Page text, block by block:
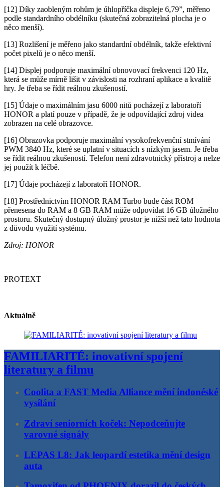
[12] Díky zaobleným rohům je úhlopříčka displeje 6,79”, měřeno
podle standardního obdélníku (skutečná zobrazitelná plocha je o
něco menší).
[13] Rozlišení je měřeno jako standardní obdélník, takže efektivní
počet pixelů je o něco menší.
[14] Displej podporuje maximální obnovovací frekvenci 120 Hz,
která se může mírně lišit v závislosti na rozhraní aplikace a kvalitě
hry. Je třeba se řídit reálnou zkušeností.
[15] Údaje o maximálním jasu 6000 nitů pocházejí z laboratoří
HONOR a platí pouze v případě, že je odpovídající zdroj videa
zobrazen na celé obrazovce.
[16] Obrazovka podporuje maximální vysokofrekvenční stmívání
PWM 3840 Hz, které se uplatní v situacích s nízkým jasem. Je třeba
se řídit reálnou zkušeností. Telefon není zdravotnický přístroj a nelze
jej použít k léčbě.
[17] Údaje pocházejí z laboratoří HONOR.
[18] Prostřednictvím HONOR RAM Turbo bude část ROM
přenesena do RAM a 8 GB RAM může odpovídat 16 GB úložného
prostoru. Skutečný dostupný úložný prostor je nižší než tato hodnota
z důvodu využití systému.
Zdroj: HONOR
PROTEXT
Aktuálně
FAMILIARITÉ: inovativní spojení
literatury a filmu
Coolita a FAST Media Alliance mění indonéské
vysílání
Zdraví seniorních koček: Nepodceňujte
varovné signály
LEPAS L8: Jak leopardí estetika mění design
auta